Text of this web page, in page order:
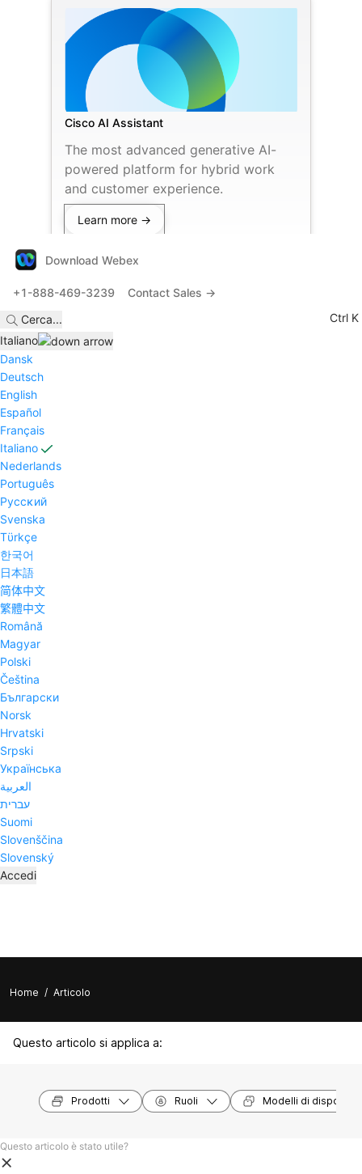
Cisco AI Assistant
The most advanced generative AI-
powered platform for hybrid work
and customer experience.
Learn more →
Download Webex
+1-888-469-3239
Contact Sales →
Cerca...
Ctrl K
Italiano
Dansk
Deutsch
English
Español
Français
Italiano
Nederlands
Português
Pyccĸий
Svenska
Tϋrkçe
한국어
日本語
简体中文
繁體中文
Română
Magyar
Polski
Čeština
Български
Norsk
Hrvatski
Srpski
Українська
العربية
עברית
Suomi
Slovenščina
Slovenský
Accedi
Home / Articolo
Questo articolo si applica a:
Prodotti Ruoli Modelli di dispositivi
Questo articolo è stato utile?